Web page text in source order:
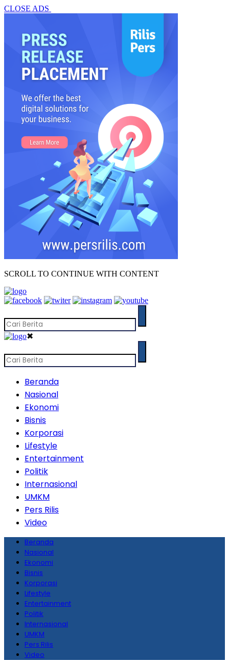
CLOSE ADS
SCROLL TO CONTINUE WITH CONTENT
✖
Beranda
Nasional
Ekonomi
Bisnis
Korporasi
Lifestyle
Entertainment
Politik
Internasional
UMKM
Pers Rilis
Video
Beranda
Nasional
Ekonomi
Bisnis
Korporasi
Lifestyle
Entertainment
Politik
Internasional
UMKM
Pers Rilis
Video